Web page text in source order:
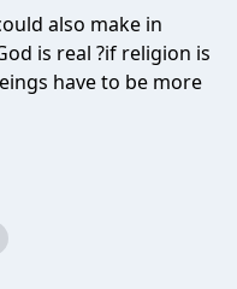
also make in
is real ?if religion is
have to be more